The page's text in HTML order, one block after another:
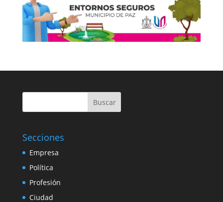
Buscar
Secciones
Empresa
Política
Profesión
Ciudad